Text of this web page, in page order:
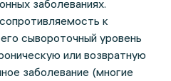
заболеваниях.
к
сывороточный уровень
или возвратную
заболевание (многие